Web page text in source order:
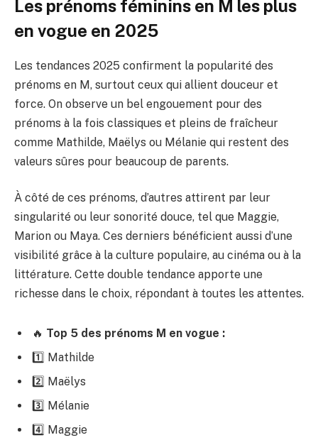
Les prénoms féminins en M les plus
en vogue en 2025
Les tendances 2025 confirment la popularité des
prénoms en M, surtout ceux qui allient douceur et
force. On observe un bel engouement pour des
prénoms à la fois classiques et pleins de fraîcheur
comme Mathilde, Maëlys ou Mélanie qui restent des
valeurs sûres pour beaucoup de parents.
À côté de ces prénoms, d’autres attirent par leur
singularité ou leur sonorité douce, tel que Maggie,
Marion ou Maya. Ces derniers bénéficient aussi d’une
visibilité grâce à la culture populaire, au cinéma ou à la
littérature. Cette double tendance apporte une
richesse dans le choix, répondant à toutes les attentes.
🔥 Top 5 des prénoms M en vogue :
1️⃣ Mathilde
2️⃣ Maëlys
3️⃣ Mélanie
4️⃣ Maggie